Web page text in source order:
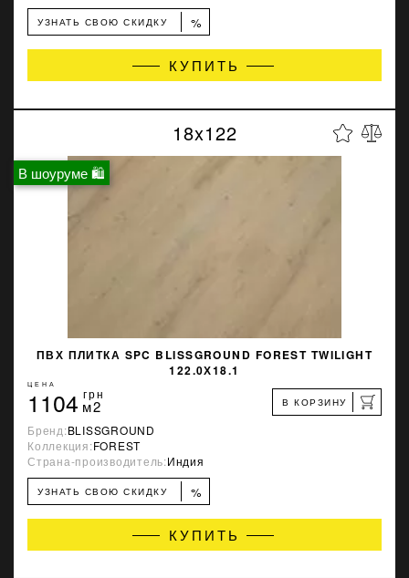
УЗНАТЬ СВОЮ СКИДКУ %
КУПИТЬ
В шоуруме 🛍
18x122
ПВХ ПЛИТКА SPC BLISSGROUND FOREST TWILIGHT
122.0Х18.1
ЦЕНА
1104 грн
м2 В КОРЗИНУ
Бренд:BLISSGROUND
Коллекция:FOREST
Страна-производитель:Индия
УЗНАТЬ СВОЮ СКИДКУ %
КУПИТЬ